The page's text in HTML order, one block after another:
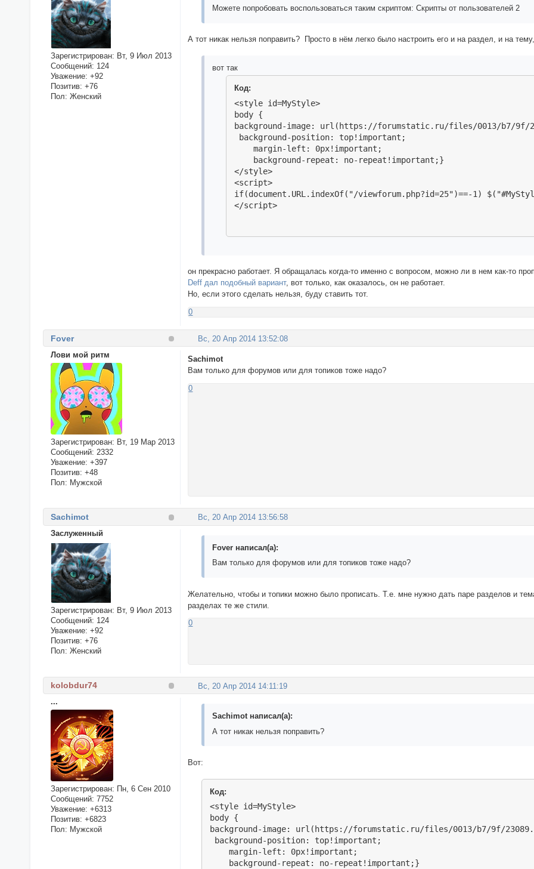
Зарегистрирован: Вт, 9 Июл 2013
Сообщений: 124
Уважение: +92
Позитив: +76
Пол: Женский
Можете попробовать воспользоваться таким скриптом: Скрипты от пользователей 2
А тот никак нельзя поправить? Просто в нём легко было настроить его и на раздел, и на
вот так
Код:
<style id=MyStyle>
body {
background-image: url(https://forumstatic.ru/files/0013/b7/9f/
background-position: top!important;
    margin-left: 0px!important;
    background-repeat: no-repeat!important;}
</style>
<script>
if(document.URL.indexOf("/viewforum.php?id=25")==-1)
</script>
он прекрасно работает. Я обращалась когда-то именно с вопросом, можно ли в нем как-то
Deff дал подобный вариант, вот только, как оказалось, он не работает.
Но, если этого сделать нельзя, буду ставить тот.
0
Вс, 20 Апр 2014 13:52:08
Fover
Лови мой ритм
Зарегистрирован: Вт, 19 Мар 2013
Сообщений: 2332
Уважение: +397
Позитив: +48
Пол: Мужской
Sachimot
Вам только для форумов или для топиков тоже надо?
0
Вс, 20 Апр 2014 13:56:58
Sachimot
Заслуженный
Зарегистрирован: Вт, 9 Июл 2013
Сообщений: 124
Уважение: +92
Позитив: +76
Пол: Женский
Fover написал(а):
Вам только для форумов или для топиков тоже надо?
Желательно, чтобы и топики можно было прописать. Т.е. мне нужно дать паре разделов и
разделах те же стили.
0
Вс, 20 Апр 2014 14:11:19
kolobdur74
...
Зарегистрирован: Пн, 6 Сен 2010
Сообщений: 7752
Уважение: +6313
Позитив: +6823
Пол: Мужской
Sachimot написал(а):
А тот никак нельзя поправить?
Вот:
Код:
<style id=MyStyle>
body {
background-image: url(https://forumstatic.ru/files/0013/b7/9f/
background-position: top!important;
    margin-left: 0px!important;
    background-repeat: no-repeat!important;}